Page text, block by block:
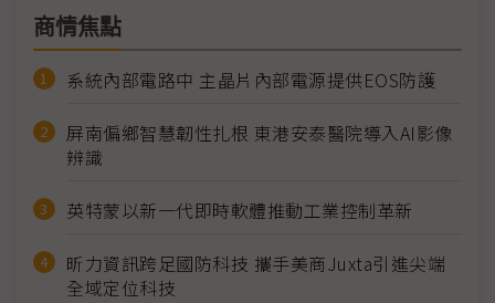
商情焦點
系統內部電路中 主晶片內部電源提供EOS防護
屏南偏鄉智慧韌性扎根 東港安泰醫院導入AI影像
辨識
英特蒙以新一代即時軟體推動工業控制革新
昕力資訊跨足國防科技 攜手美商Juxta引進尖端
全域定位科技